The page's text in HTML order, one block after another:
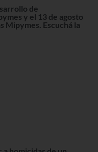
de
y el 13 de agosto
Mipymes. Escuchá la